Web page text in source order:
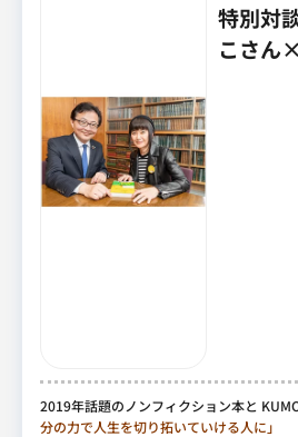
特別対
こさん
2019年話題のノンフィクション本と
分の力で人生を切り拓いていける人に」